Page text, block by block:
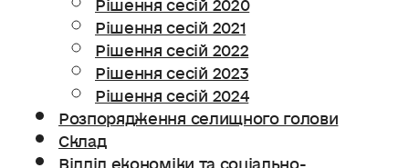
Рішення сесій 2021
Рішення сесій 2022
Рішення сесій 2023
Рішення сесій 2024
Розпорядження селищного голови
Склад
Відділ економіки та соціально-